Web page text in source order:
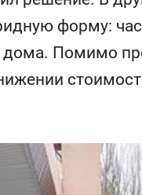
форму:
дома. Помимо